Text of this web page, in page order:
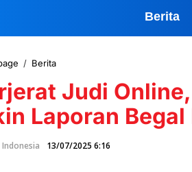
Berita
/ Berita
e
t
Judi
Laporan Begal
13/07/2025 6:16